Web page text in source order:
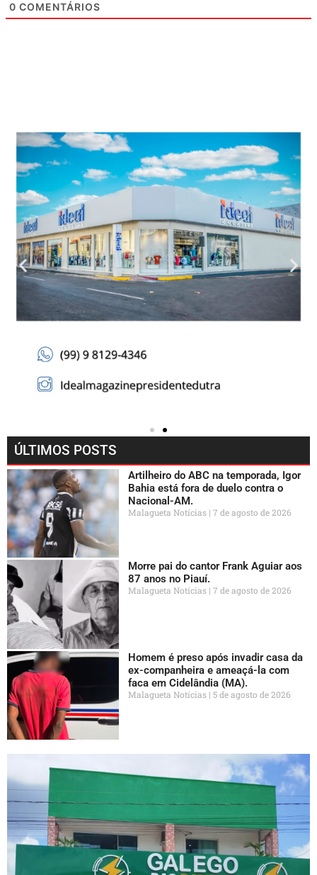
0 COMENTÁRIOS
ÚLTIMOS POSTS
Artilheiro do ABC na temporada, Igor
Bahia está fora de duelo contra o
Nacional-AM.
Malagueta Notícias 7 de agosto de 2026
Morre pai do cantor Frank Aguiar aos
87 anos no Piauí.
Malagueta Notícias 7 de agosto de 2026
Homem é preso após invadir casa da
ex-companheira e ameaçá-la com
faca em Cidelândia (MA).
Malagueta Notícias 5 de agosto de 2026